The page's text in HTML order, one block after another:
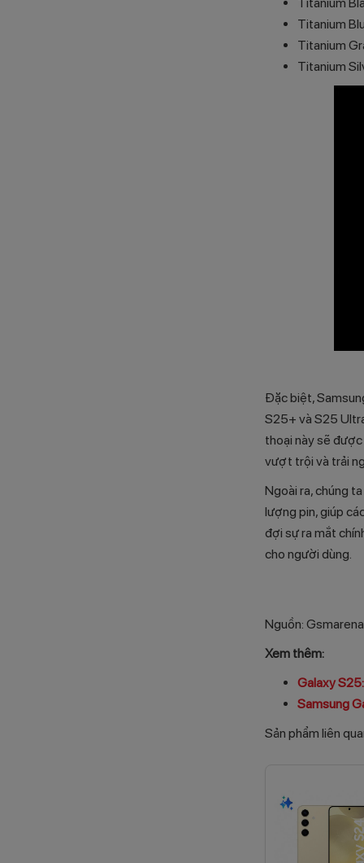
Titanium
Titanium
Titanium
Đặc biệt,
S25+ và S25
thoại này sẽ
vượt trội và trải
Ngoài ra, chúng
lượng pin, giúp
đợi sự ra mắt
cho người dùng.
Nguồn: Gsmarena
Xem thêm:
Galaxy
Samsung
Sản phẩm liên